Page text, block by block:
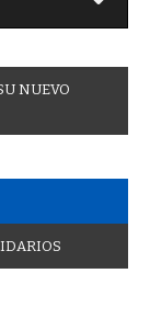
U NUEVO